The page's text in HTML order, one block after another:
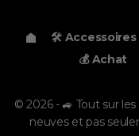
🛠️ Accessoires
💰 Achat
© 2026 - 🚙 Tout sur
neuves et pas